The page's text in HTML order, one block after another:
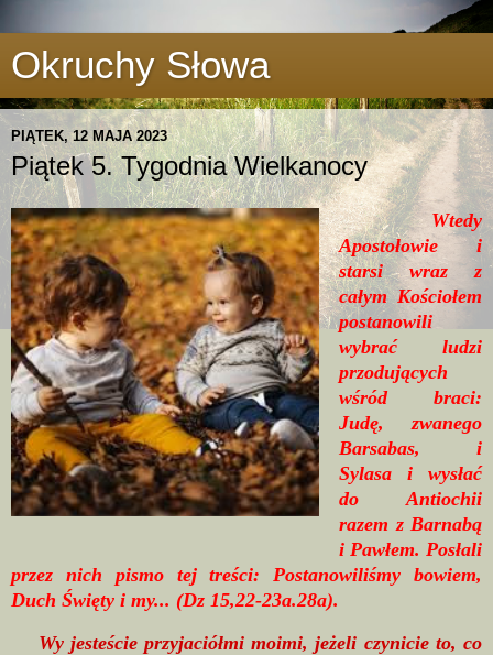
Okruchy Słowa
PIĄTEK, 12 MAJA 2023
Piątek 5. Tygodnia Wielkanocy
Wtedy
Apostołowie i
starsi wraz z
całym Kościołem
postanowili
wybrać ludzi
przodujących
wśród braci:
Judę, zwanego
Barsabas, i
Sylasa i wysłać
do Antiochii
razem z Barnabą
i Pawłem. Posłali
przez nich pismo tej treści: Postanowiliśmy bowiem,
Duch Święty i my... (Dz 15,22-23a.28a).
Wy jesteście przyjaciółmi moimi, jeżeli czynicie to, co